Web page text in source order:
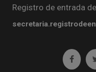
Registro de entrada
Ir a